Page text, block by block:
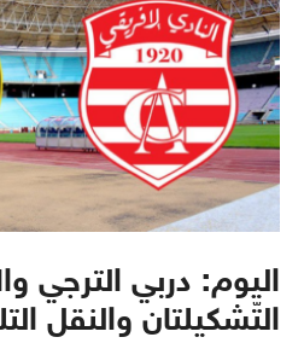
اليوم: دربي الترجي
التّشكيلتان والنقل